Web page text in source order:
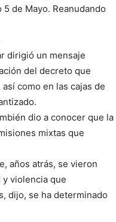
de Mayo. Reanudando
dirigió un mensaje
del decreto que
como en las cajas de
dio a conocer que la
mixtas que
años atrás, se vieron
violencia que
dijo, se ha determinado